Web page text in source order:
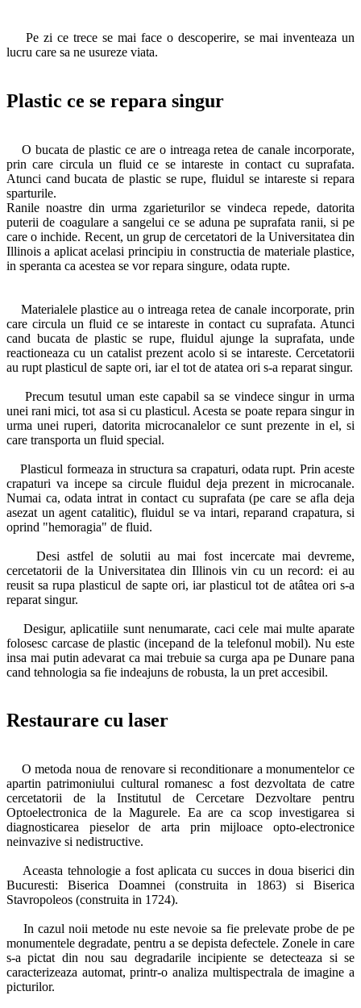
Pe zi ce trece se mai face o descoperire, se mai inventeaza un
lucru care sa ne usureze viata.
Plastic ce se repara singur
O bucata de plastic ce are o intreaga retea de canale incorporate,
prin care circula un fluid ce se intareste in contact cu suprafata.
Atunci cand bucata de plastic se rupe, fluidul se intareste si repara
sparturile.
Ranile noastre din urma zgarieturilor se vindeca repede, datorita
puterii de coagulare a sangelui ce se aduna pe suprafata ranii, si pe
care o inchide. Recent, un grup de cercetatori de la Universitatea din
Illinois a aplicat acelasi principiu in constructia de materiale plastice,
in speranta ca acestea se vor repara singure, odata rupte.
Materialele plastice au o intreaga retea de canale incorporate, prin
care circula un fluid ce se intareste in contact cu suprafata. Atunci
cand bucata de plastic se rupe, fluidul ajunge la suprafata, unde
reactioneaza cu un catalist prezent acolo si se intareste. Cercetatorii
au rupt plasticul de sapte ori, iar el tot de atatea ori s-a reparat singur.
Precum tesutul uman este capabil sa se vindece singur in urma
unei rani mici, tot asa si cu plasticul. Acesta se poate repara singur in
urma unei ruperi, datorita microcanalelor ce sunt prezente in el, si
care transporta un fluid special.
Plasticul formeaza in structura sa crapaturi, odata rupt. Prin aceste
crapaturi va incepe sa circule fluidul deja prezent in microcanale.
Numai ca, odata intrat in contact cu suprafata (pe care se afla deja
asezat un agent catalitic), fluidul se va intari, reparand crapatura, si
oprind "hemoragia" de fluid.
Desi astfel de solutii au mai fost incercate mai devreme,
cercetatorii de la Universitatea din Illinois vin cu un record: ei au
reusit sa rupa plasticul de sapte ori, iar plasticul tot de atâtea ori s-a
reparat singur.
Desigur, aplicatiile sunt nenumarate, caci cele mai multe aparate
folosesc carcase de plastic (incepand de la telefonul mobil). Nu este
insa mai putin adevarat ca mai trebuie sa curga apa pe Dunare pana
cand tehnologia sa fie indeajuns de robusta, la un pret accesibil.
Restaurare cu laser
O metoda noua de renovare si reconditionare a monumentelor ce
apartin patrimoniului cultural romanesc a fost dezvoltata de catre
cercetatorii de la Institutul de Cercetare Dezvoltare pentru
Optoelectronica de la Magurele. Ea are ca scop investigarea si
diagnosticarea pieselor de arta prin mijloace opto-electronice
neinvazive si nedistructive.
Aceasta tehnologie a fost aplicata cu succes in doua biserici din
Bucuresti: Biserica Doamnei (construita in 1863) si Biserica
Stavropoleos (construita in 1724).
In cazul noii metode nu este nevoie sa fie prelevate probe de pe
monumentele degradate, pentru a se depista defectele. Zonele in care
s-a pictat din nou sau degradarile incipiente se detecteaza si se
caracterizeaza automat, printr-o analiza multispectrala de imagine a
picturilor.